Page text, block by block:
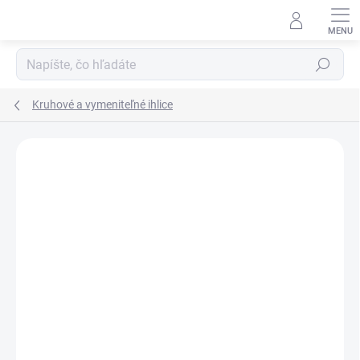
Hľadať
Kruhové a vymeniteľné ihlice